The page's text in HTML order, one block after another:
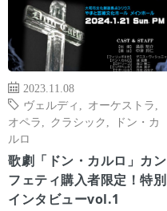
2023.11.08
ヴェルディ
オーケストラ
オペラ
クラシック
ドン・カ
ルロ
歌劇「ドン・カルロ」カン
フェティ購入者限定！特別
インタビューvol.1